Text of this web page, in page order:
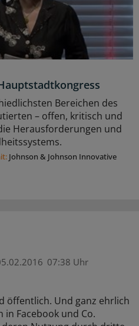
Bereichen des
– offen, kritisch und
Herausforderungen und
Johnson & Johnson Innovative
07:38 Uhr
öffentlich. Und ganz ehrlich
Facebook und Co.